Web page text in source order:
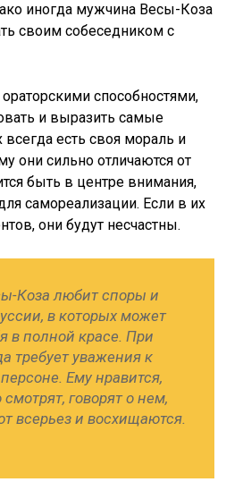
иногда мужчина Весы-Коза
своим собеседником с
способностями,
и выразить самые
есть своя мораль и
они сильно отличаются от
быть в центре внимания,
самореализации. Если в их
они будут несчастны.
Коза любит споры и
в которых может
в полной красе. При
требует уважения к
Ему нравится,
смотрят, говорят о нем,
всерьез и восхищаются.